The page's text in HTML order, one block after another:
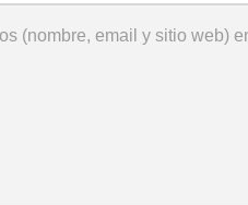
(nombre, email y sitio web)